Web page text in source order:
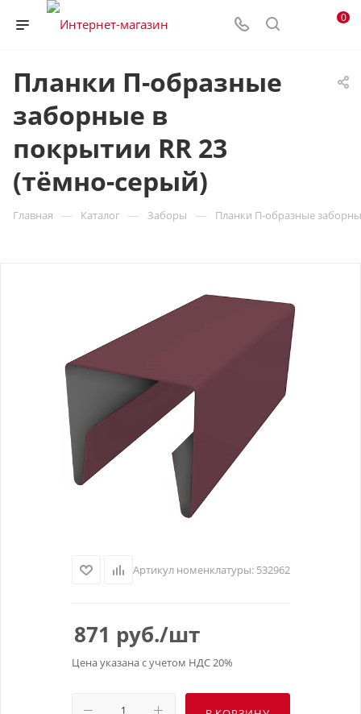
0
Планки П-образные
заборные в
покрытии RR 23
(тёмно-серый)
Главная — Каталог — Заборы — Планки П-образные
Артикул номенклатуры: 532962
871 руб./шт
Цена указана с учетом НДС 20%